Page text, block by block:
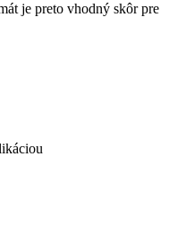
je preto vhodný skôr pre